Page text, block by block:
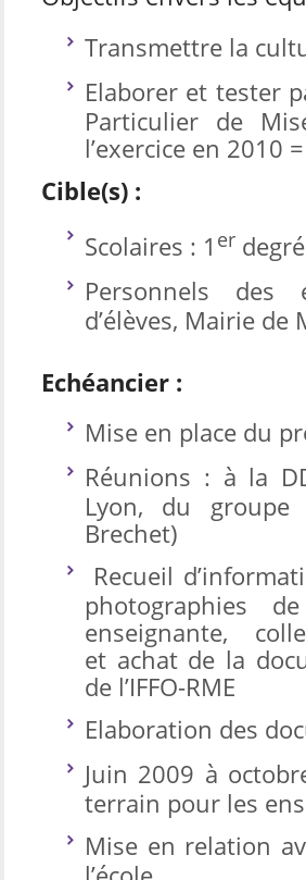
Transmettre la
Elaborer et tester
Particulier de
l’exercice en 2010
Cible(s) :
Scolaires : 1 er
Personnels des
d’élèves, Mairie de
Echéancier :
Mise en place du
Réunions : à la
Lyon, du
Brechet)
Recueil
photographies
enseignante,
et achat de la
de l’IFFO-RME
Elaboration des
Juin 2009 à
terrain pour les
Mise en relation